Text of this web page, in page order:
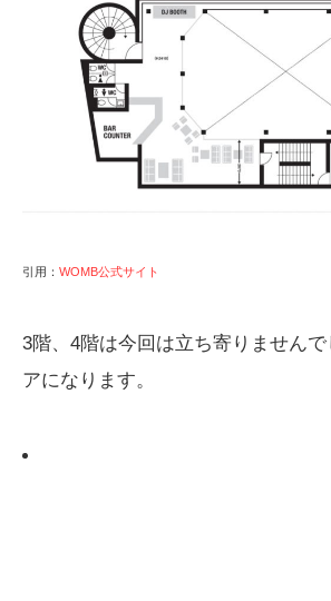
引用： WOMB公式サイト
3階、4階は今回は立ち寄りませんで
アになります。